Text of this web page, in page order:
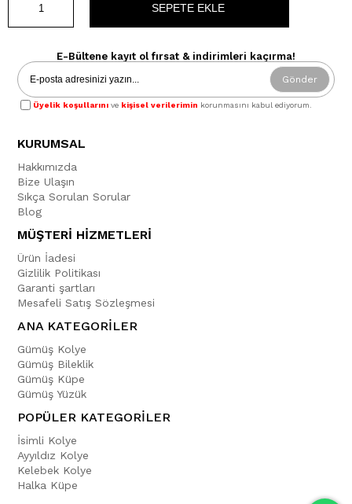
E-Bültene kayıt ol fırsat & indirimleri kaçırma!
Gönder
Üyelik koşullarını ve kişisel verilerimin korunmasını kabul ediyorum.
KURUMSAL
Hakkımızda
Bize Ulaşın
Sıkça Sorulan Sorular
Blog
MÜŞTERİ HİZMETLERİ
Ürün İadesi
Gizlilik Politikası
Garanti şartları
Mesafeli Satış Sözleşmesi
ANA KATEGORİLER
Gümüş Kolye
Gümüş Bileklik
Gümüş Küpe
Gümüş Yüzük
POPÜLER KATEGORİLER
İsimli Kolye
Ayyıldız Kolye
Kelebek Kolye
Halka Küpe